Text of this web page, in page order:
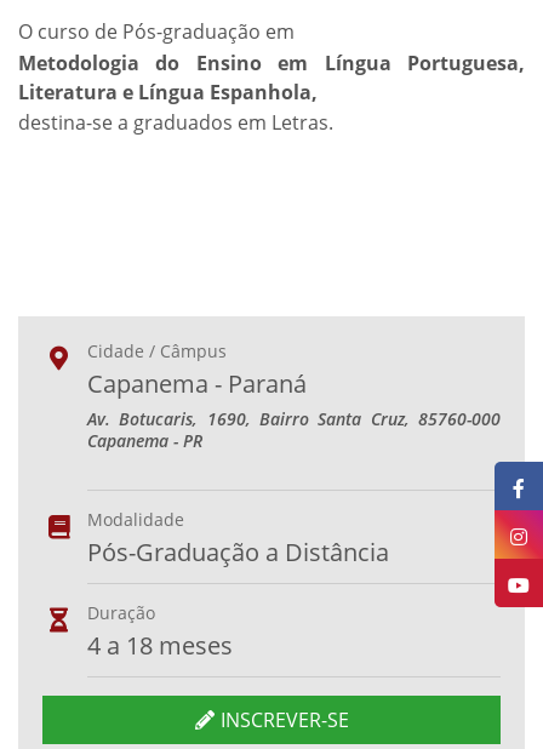
O curso de Pós-graduação em
Metodologia do Ensino em Língua Portuguesa,
Literatura e Língua Espanhola,
destina-se a graduados em Letras.
Cidade / Câmpus
Capanema - Paraná
Av. Botucaris, 1690, Bairro Santa Cruz, 85760-000
Capanema - PR
Modalidade
Pós-Graduação a Distância
Duração
4 a 18 meses
INSCREVER-SE